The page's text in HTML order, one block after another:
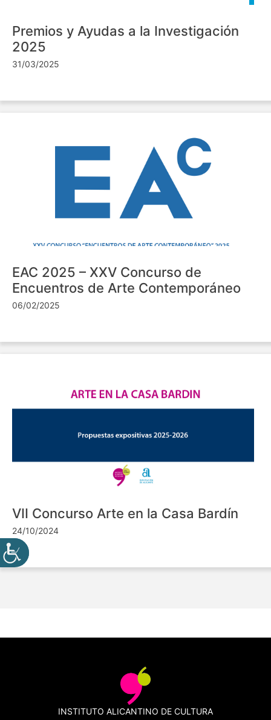
Premios y Ayudas a la Investigación
2025
31/03/2025
EAC 2025 – XXV Concurso de
Encuentros de Arte Contemporáneo
06/02/2025
VII Concurso Arte en la Casa Bardín
24/10/2024
INSTITUTO ALICANTINO DE CULTURA